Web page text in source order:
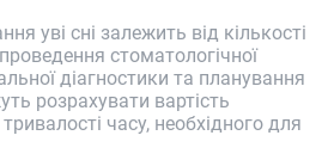
уві сні залежить від кількості
стоматологічної
діагностики та планування
розрахувати вартість
часу, необхідного для